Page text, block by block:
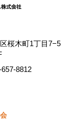
桜木町1丁目7−5
8812